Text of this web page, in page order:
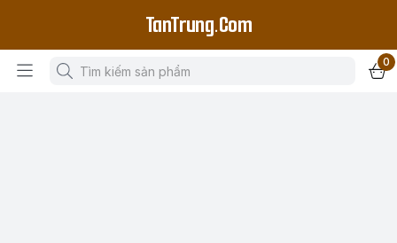
TanTrung.Com
0